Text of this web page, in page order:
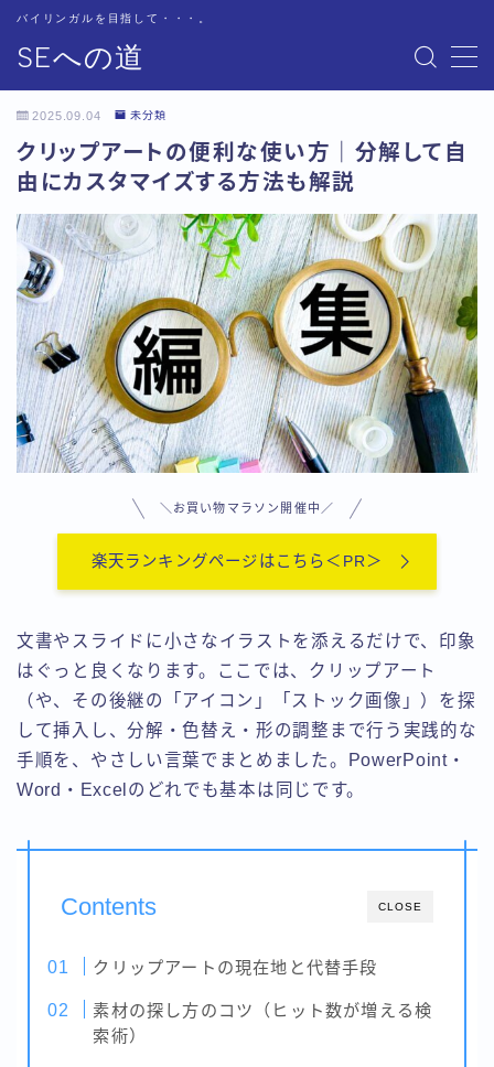
SEへの道
バイリンガルを目指して・・・。
お問い合わせ
テクニカル
トップページ
プライバシーポリシー
プロフィール
基本
書籍紹介
用語集
用語集-あ行
用語集-か行
用語集-さ行
用語集-た行
用語集-な行
用語集-は行
用語集-や行・わ
用語集-ら行
2025.09.04 未分類
クリップアートの便利な使い方｜分解して自
由にカスタマイズする方法も解説
＼お買い物マラソン開催中／
楽天ランキングページはこちら＜PR＞
文書やスライドに小さなイラストを添えるだけで、印象
はぐっと良くなります。ここでは、クリップアート
（や、その後継の「アイコン」「ストック画像」）を探
して挿入し、分解・色替え・形の調整まで行う実践的な
手順を、やさしい言葉でまとめました。PowerPoint・
Word・Excelのどれでも基本は同じです。
CLOSE
Contents
クリップアートの現在地と代替手段
素材の探し方のコツ（ヒット数が増える検
索術）